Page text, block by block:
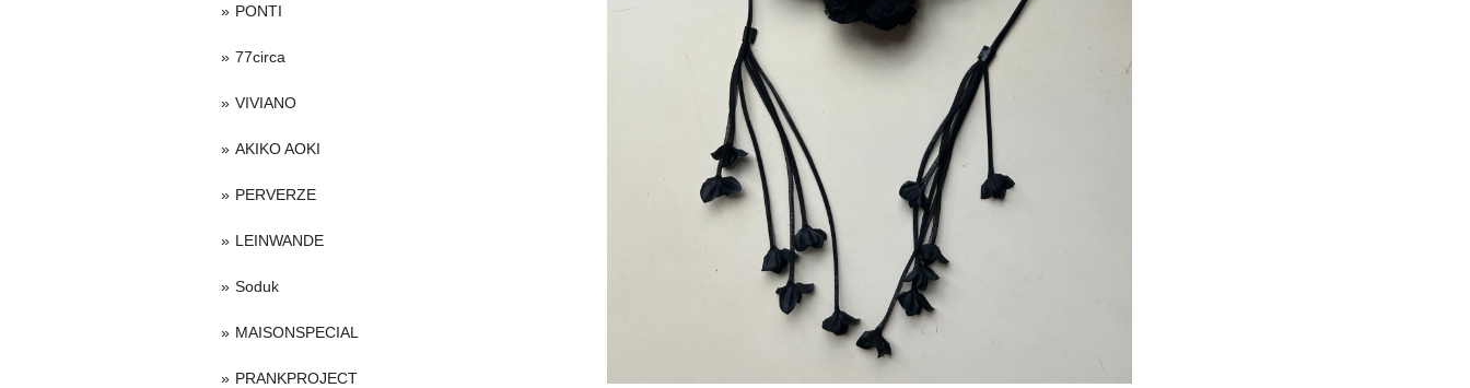
PONTI
77circa
VIVIANO
AKIKO AOKI
PERVERZE
LEINWANDE
Soduk
MAISONSPECIAL
PRANKPROJECT